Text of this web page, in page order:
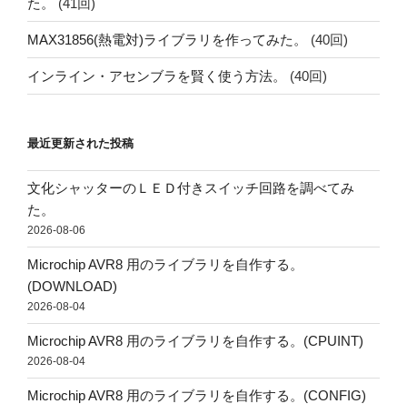
MAX31856(熱電対)ライブラリを作ってみた。 (40回)
インライン・アセンブラを賢く使う方法。 (40回)
最近更新された投稿
文化シャッターのＬＥＤ付きスイッチ回路を調べてみ
た。
2026-08-06
Microchip AVR8 用のライブラリを自作する。
(DOWNLOAD)
2026-08-04
Microchip AVR8 用のライブラリを自作する。(CPUINT)
2026-08-04
Microchip AVR8 用のライブラリを自作する。(CONFIG)